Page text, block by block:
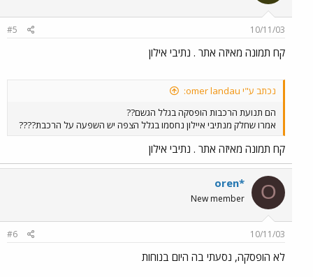
10/11/03
#5
קח תמונה מאיזה אתר . נתיבי אילון
נכתב ע"י omer landau:
הם תנועת הרכבות הופסקה בגלל הגשם??
אמרו שחלק מנתיבי איילון נחסמו בגלל הצפה יש השפעה על הרכבת????
קח תמונה מאיזה אתר . נתיבי אילון
O
oren*
New member
10/11/03
#6
לא הופסקה, נסעתי בה היום בנוחות